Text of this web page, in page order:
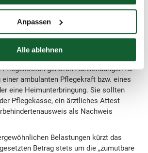
Anpassen
Alle ablehnen
von Versicherungen o.
auch zu den außergewöhnlichen
Pflegekosten gehören Aufwendungen für
ambulanten Pflegekraft bzw. eines
eine Heimunterbringung. Sie sollten
Pflegekasse, ein ärztliches Attest
als Nachweis
Belastungen kürzt das
Betrag stets um die „zumutbare